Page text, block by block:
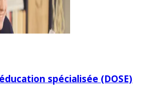
spécialisée (DOSE)